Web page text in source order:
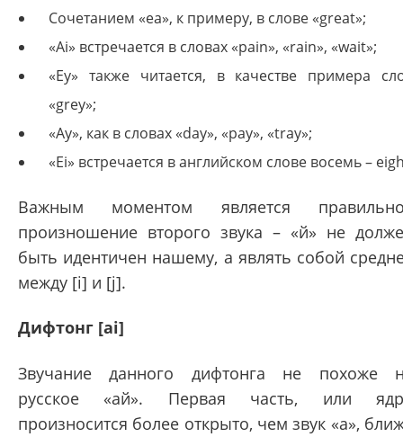
Сочетанием «ea», к примеру, в слове «great»;
«Ai» встречается в словах «pain», «rain», «wait»;
«Ey» также читается, в качестве примера
«grey»;
«Ay», как в словах «day», «pay», «tray»;
«Ei» встречается в английском слове восемь –
Важным моментом является
произношение второго звука – «й» не
быть идентичен нашему, а являть собой
между [i] и [j].
Дифтонг [ai]
Звучание данного дифтонга не похоже
русское «ай». Первая часть, или
произносится более открыто, чем звук «а»,